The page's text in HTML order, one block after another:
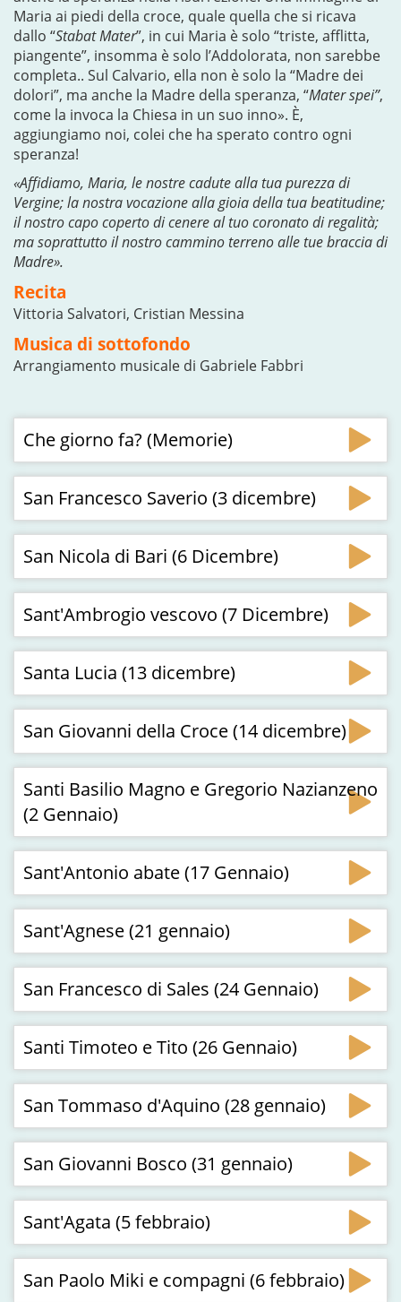
Maria ai piedi della croce, quale quella che si ricava
dallo “Stabat Mater”, in cui Maria è solo “triste, afflitta,
piangente”, insomma è solo l’Addolorata, non sarebbe
completa.. Sul Calvario, ella non è solo la “Madre dei
dolori”, ma anche la Madre della speranza, “Mater spei”,
come la invoca la Chiesa in un suo inno». È,
aggiungiamo noi, colei che ha sperato contro ogni
speranza!
«Affidiamo, Maria, le nostre cadute alla tua purezza di
Vergine; la nostra vocazione alla gioia della tua beatitudine;
il nostro capo coperto di cenere al tuo coronato di regalità;
ma soprattutto il nostro cammino terreno alle tue braccia di
Madre».
Recita
Vittoria Salvatori, Cristian Messina
Musica di sottofondo
Arrangiamento musicale di Gabriele Fabbri
Che giorno fa? (Memorie)
San Francesco Saverio (3 dicembre)
San Nicola di Bari (6 Dicembre)
Sant'Ambrogio vescovo (7 Dicembre)
Santa Lucia (13 dicembre)
San Giovanni della Croce (14 dicembre)
Santi Basilio Magno e Gregorio Nazianzeno
(2 Gennaio)
Sant'Antonio abate (17 Gennaio)
Sant'Agnese (21 gennaio)
San Francesco di Sales (24 Gennaio)
Santi Timoteo e Tito (26 Gennaio)
San Tommaso d'Aquino (28 gennaio)
San Giovanni Bosco (31 gennaio)
Sant'Agata (5 febbraio)
San Paolo Miki e compagni (6 febbraio)